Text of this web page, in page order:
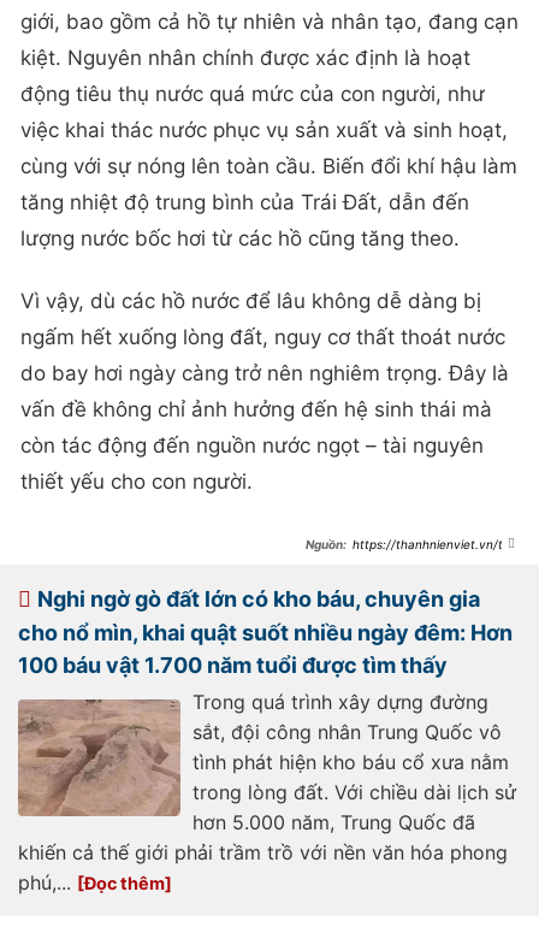
giới, bao gồm cả hồ tự nhiên và nhân tạo, đang cạn
kiệt. Nguyên nhân chính được xác định là hoạt
động tiêu thụ nước quá mức của con người, như
việc khai thác nước phục vụ sản xuất và sinh hoạt,
cùng với sự nóng lên toàn cầu. Biến đổi khí hậu làm
tăng nhiệt độ trung bình của Trái Đất, dẫn đến
lượng nước bốc hơi từ các hồ cũng tăng theo.
Vì vậy, dù các hồ nước để lâu không dễ dàng bị
ngấm hết xuống lòng đất, nguy cơ thất thoát nước
do bay hơi ngày càng trở nên nghiêm trọng. Đây là
vấn đề không chỉ ảnh hưởng đến hệ sinh thái mà
còn tác động đến nguồn nước ngọt – tài nguyên
thiết yếu cho con người.
https://thanhnienviet.vn/tai-
209241201164426848.htm
Nghi ngờ gò đất lớn có kho báu, chuyên gia
cho nổ mìn, khai quật suốt nhiều ngày đêm: Hơn
100 báu vật 1.700 năm tuổi được tìm thấy
Trong quá trình xây dựng đường
sắt, đội công nhân Trung Quốc vô
tình phát hiện kho báu cổ xưa nằm
trong lòng đất. Với chiều dài lịch sử
hơn 5.000 năm, Trung Quốc đã
khiến cả thế giới phải trầm trồ với nền văn hóa phong
phú,...